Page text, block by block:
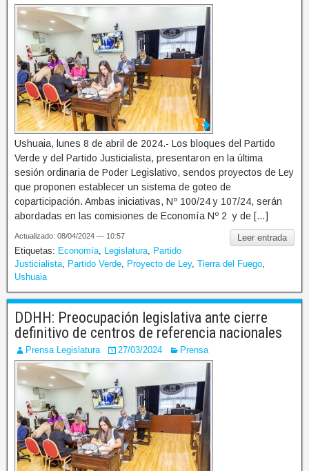
Ushuaia, lunes 8 de abril de 2024.- Los bloques del Partido
Verde y del Partido Justicialista, presentaron en la última
sesión ordinaria de Poder Legislativo, sendos proyectos de Ley
que proponen establecer un sistema de goteo de
coparticipación. Ambas iniciativas, Nº 100/24 y 107/24, serán
abordadas en las comisiones de Economía Nº 2 y de […]
Leer entrada
Actualizado: 08/04/2024 — 10:57
Etiquetas: Economía Legislatura
Partido
Justicialista
Partido Verde Proyecto de Ley, Tierra del Fuego
Ushuaia
DDHH: Preocupación legislativa ante cierre
definitivo de centros de referencia nacionales
Prensa Legislatura 27/03/2024 Prensa